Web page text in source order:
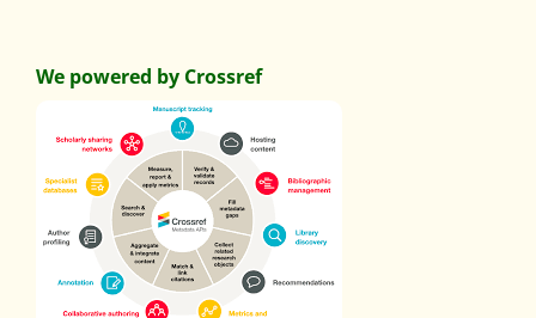
We powered by Crossref